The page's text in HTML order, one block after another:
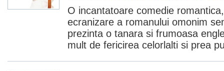
O incantatoare comedie
ecranizare a romanului omonim
prezinta o tanara si frumoasa
mult de fericirea celorlalti si prea